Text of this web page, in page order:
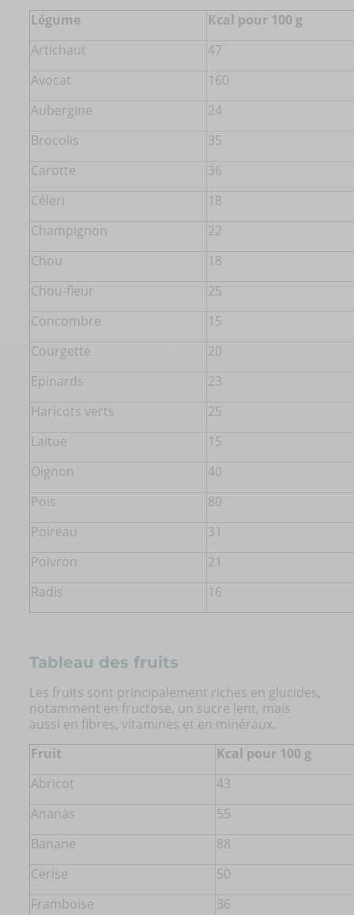
Légume
Kcal pour 100 g
Artichaut
47
Avocat
160
Aubergine
24
Brocolis
35
Carotte
36
Céleri
18
Champignon
22
Chou
18
Chou-fleur
25
Concombre
15
Courgette
20
Epinards
23
Haricots verts
25
Laitue
15
Oignon
40
Pois
80
Poireau
31
Poivron
21
Radis
16
Tableau des fruits
Les fruits sont principalement riches en glucides,
notamment en fructose, un sucre lent, mais
aussi en fibres, vitamines et en minéraux.
Fruit
Kcal pour 100 g
Abricot
43
Ananas
55
Banane
88
Cerise
50
Framboise
36